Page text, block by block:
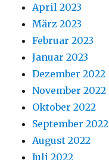
April 2023
März 2023
Februar 2023
Januar 2023
Dezember 2022
November 2022
Oktober 2022
September 2022
August 2022
Juli 2022